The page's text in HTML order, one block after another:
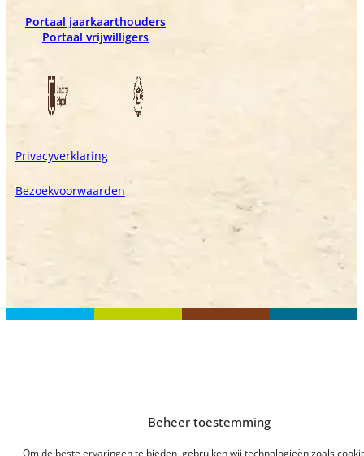
Beheer toestemming
Om de beste ervaringen te bieden, gebruiken wij technologieën zoals
Portaal jaarkaarthouders
Portaal vrijwilligers
Privacyverklaring
Bezoekvoorwaarden